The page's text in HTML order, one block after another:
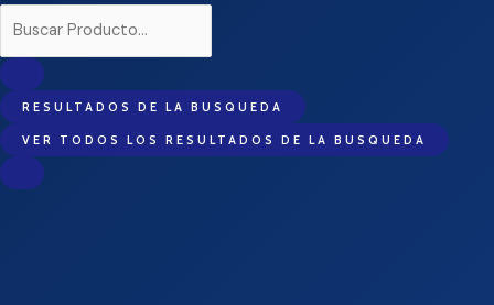
RESULTADOS DE LA BUSQUEDA
VER TODOS LOS RESULTADOS DE LA BUSQUEDA